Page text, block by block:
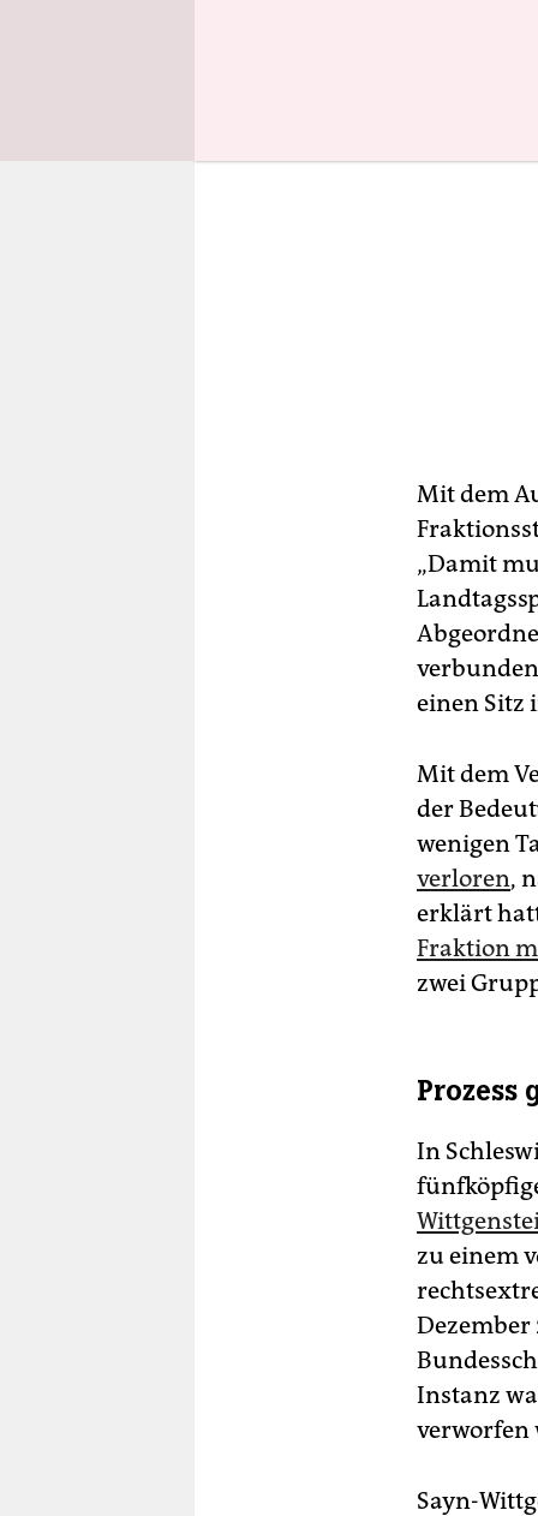
Mit dem
„Damit
einen Sitz
Mit dem
der
wenigen
verloren,
erklärt
Fraktion
zwei
Prozess
In
zu einem
Dezember
Instanz
verworfen
Sayn-